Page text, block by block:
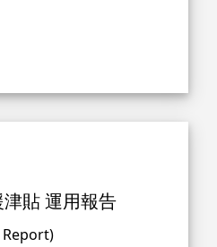
貼 運用報告
Report)